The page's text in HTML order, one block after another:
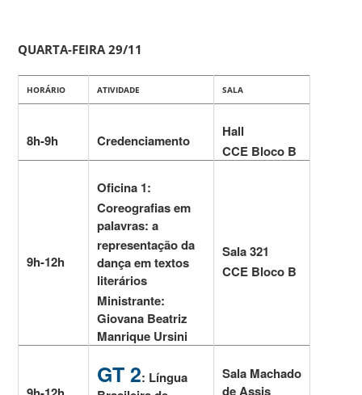
QUARTA-FEIRA 29/11
HORÁRIO ATIVIDADE SALA
8h-9h Credenciamento
Hall
CCE Bloco B
9h-12h
Oficina 1:
Coreografias em
palavras: a
representação da
dança em textos
literários
Ministrante:
Giovana Beatriz
Manrique Ursini
Sala 321
CCE Bloco B
GT 2: Língua
Sala Machado
de Assis